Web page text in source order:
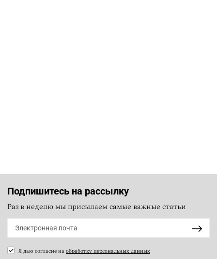
Подпишитесь на рассылку
Раз в неделю мы присылаем самые важные статьи
Я даю согласие на обработку персональных данных